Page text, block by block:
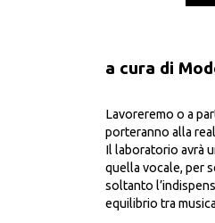
a cura di
Lavoreremo o a
porteranno alla
Il laboratorio avrà
quella vocale, per
soltanto
equilibrio tra